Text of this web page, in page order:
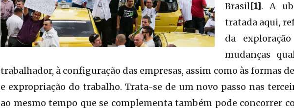
Brasil[1]. A
tratada aqui,
da
mudanças
trabalhador, à configuração das empresas, assim como às formas
e expropriação do trabalho. Trata-se de um novo passo nas
ao mesmo tempo que se complementa também pode concorrer